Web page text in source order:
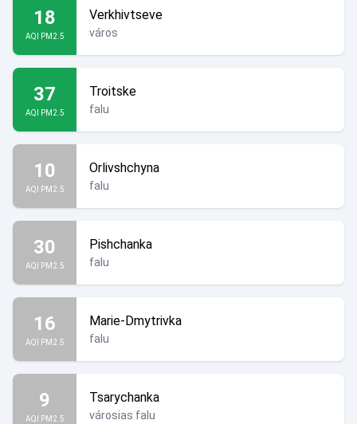
18
AQI PM2.5
Verkhivtseve
város
37
AQI PM2.5
Troitske
falu
10
AQI PM2.5
Orlivshchyna
falu
30
AQI PM2.5
Pishchanka
falu
16
AQI PM2.5
Marie-Dmytrivka
falu
9
AQI PM2.5
Tsarychanka
városias falu